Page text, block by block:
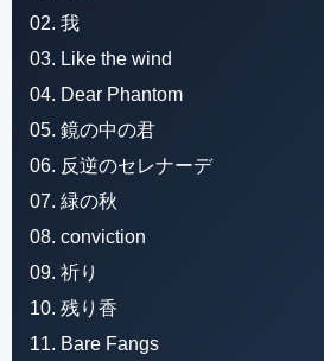
02. 我
03. Like the wind
04. Dear Phantom
05. 鏡の中の君
06. 反逆のセレナーデ
07. 緑の秋
08. conviction
09. 祈り
10. 残り香
11. Bare Fangs